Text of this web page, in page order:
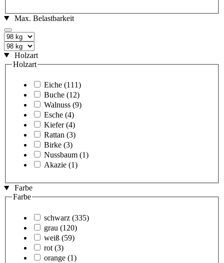
Max. Belastbarkeit
Holzart
Holzart
Eiche (111)
Buche (12)
Walnuss (9)
Esche (4)
Kiefer (4)
Rattan (3)
Birke (3)
Nussbaum (1)
Akazie (1)
Farbe
Farbe
schwarz (335)
grau (120)
weiß (59)
rot (3)
orange (1)